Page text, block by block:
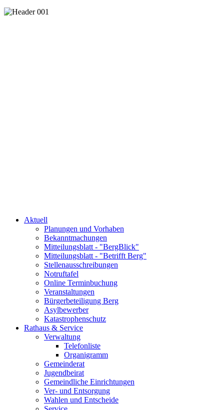
Aktuell
Planungen und Vorhaben
Bekanntmachungen
Mitteilungsblatt - "BergBlick"
Mitteilungsblatt - "Betrifft Berg"
Stellenausschreibungen
Notruftafel
Online Terminbuchung
Veranstaltungen
Bürgerbeteiligung Berg
Asylbewerber
Katastrophenschutz
Rathaus & Service
Verwaltung
Telefonliste
Organigramm
Gemeinderat
Jugendbeirat
Gemeindliche Einrichtungen
Ver- und Entsorgung
Wahlen und Entscheide